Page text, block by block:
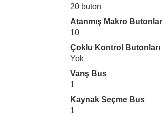
20 buton
Atanmış Makro Butonlar
10
Çoklu Kontrol Butonları
Yok
Varış Bus
1
Kaynak Seçme Bus
1